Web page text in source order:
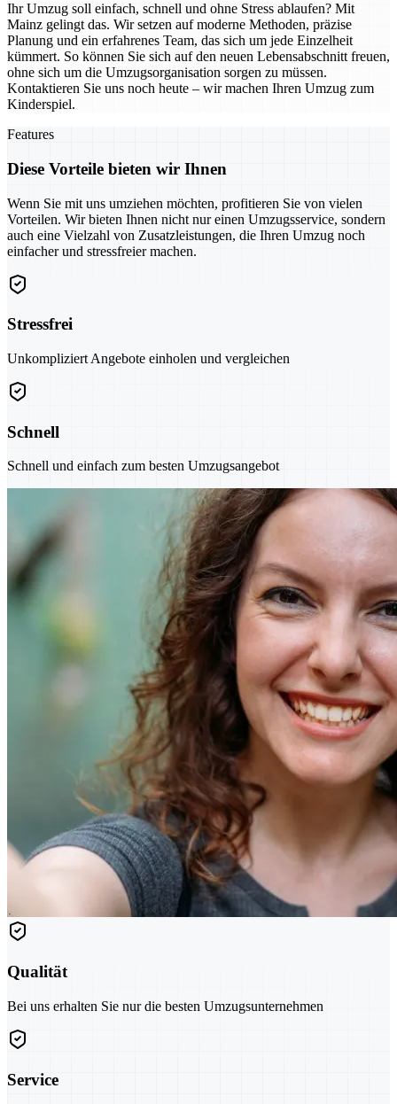
Ihr Umzug soll einfach, schnell und ohne Stress ablaufen? Mit
Mainz gelingt das. Wir setzen auf moderne Methoden, präzise
Planung und ein erfahrenes Team, das sich um jede Einzelheit
kümmert. So können Sie sich auf den neuen Lebensabschnitt freuen,
ohne sich um die Umzugsorganisation sorgen zu müssen.
Kontaktieren Sie uns noch heute – wir machen Ihren Umzug zum
Kinderspiel.
Features
Diese Vorteile bieten wir Ihnen
Wenn Sie mit uns umziehen möchten, profitieren Sie von vielen
Vorteilen. Wir bieten Ihnen nicht nur einen Umzugsservice, sondern
auch eine Vielzahl von Zusatzleistungen, die Ihren Umzug noch
einfacher und stressfreier machen.
Stressfrei
Unkompliziert Angebote einholen und vergleichen
Schnell
Schnell und einfach zum besten Umzugsangebot
Qualität
Bei uns erhalten Sie nur die besten Umzugsunternehmen
Service